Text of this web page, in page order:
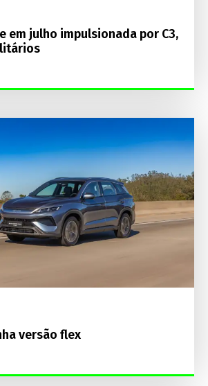
em julho impulsionada por C3,
versão flex